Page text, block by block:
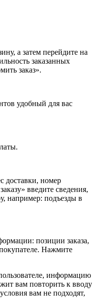
а затем перейдите на
заказанных
заказ».
удобный для вас
доставки, номер
введите сведения,
например: подъезды в
позиции заказа,
Нажмите
информацию
вам повторить к вводу
вам не подходят,